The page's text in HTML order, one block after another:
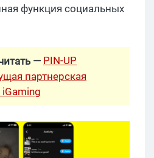
функция социальных
— PIN-UP
партнерская